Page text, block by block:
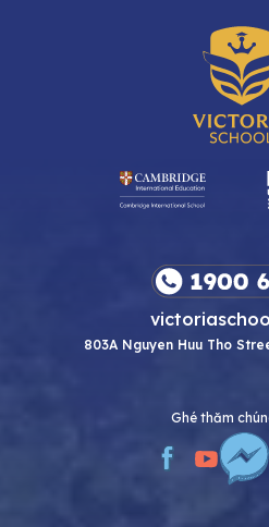
803A Nguyen Huu Tho
Ghé thăm